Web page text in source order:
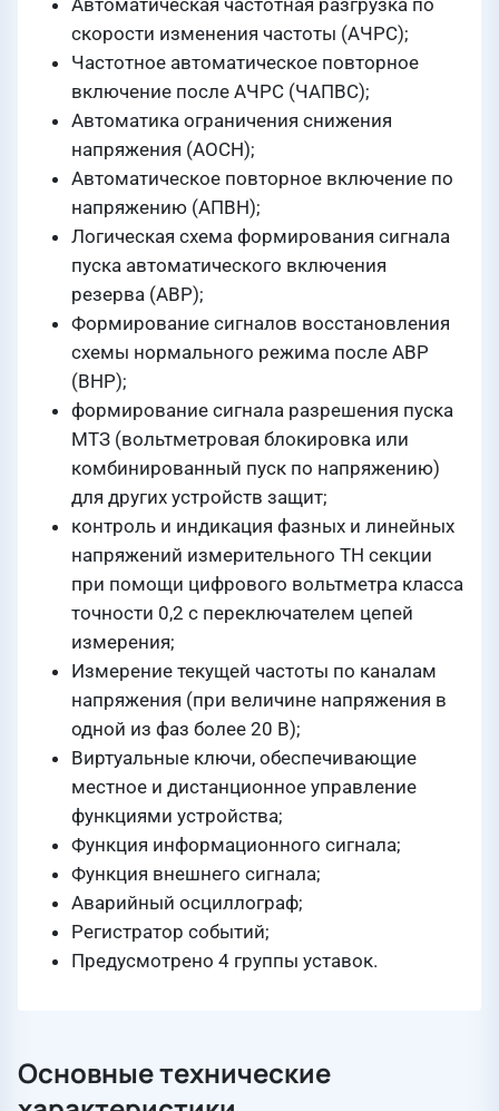
Автоматическая частотная разгрузка по
скорости изменения частоты (АЧРС);
Частотное автоматическое повторное
включение после АЧРС (ЧАПВС);
Автоматика ограничения снижения
напряжения (АОСН);
Автоматическое повторное включение по
напряжению (АПВН);
Логическая схема формирования сигнала
пуска автоматического включения
резерва (АВР);
Формирование сигналов восстановления
схемы нормального режима после АВР
(ВНР);
формирование сигнала разрешения пуска
МТЗ (вольтметровая блокировка или
комбинированный пуск по напряжению)
для других устройств защит;
контроль и индикация фазных и линейных
напряжений измерительного ТН секции
при помощи цифрового вольтметра класса
точности 0,2 с переключателем цепей
измерения;
Измерение текущей частоты по каналам
напряжения (при величине напряжения в
одной из фаз более 20 В);
Виртуальные ключи, обеспечивающие
местное и дистанционное управление
функциями устройства;
Функция информационного сигнала;
Функция внешнего сигнала;
Аварийный осциллограф;
Регистратор событий;
Предусмотрено 4 группы уставок.
Основные технические